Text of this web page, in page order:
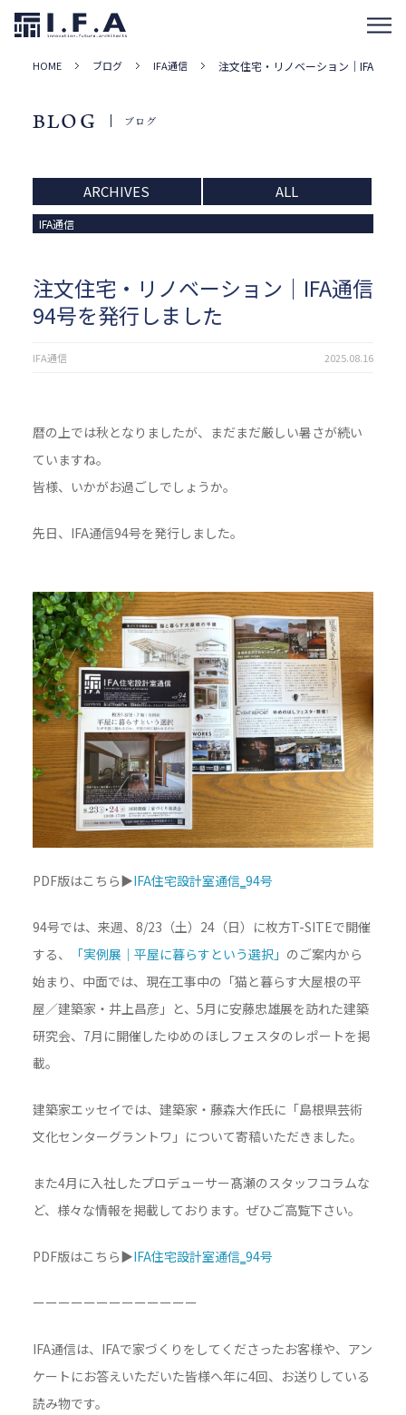
HOME ブログ IFA通信 注文住宅・リノベーション｜IFA通信
BLOG ブログ
ARCHIVES ALL
IFA通信
注文住宅・リノベーション｜IFA通信
94号を発行しました
IFA通信 2025.08.16
暦の上では秋となりましたが、まだまだ厳しい暑さが続い
ていますね。
皆様、いかがお過ごしでしょうか。
先日、IFA通信94号を発行しました。
PDF版はこちら▶IFA住宅設計室通信‗94号
94号では、来週、8/23（土）24（日）に枚方T-SITEで開催
する、
「実例展｜平屋に暮らすという選択」 のご案内から
始まり、中面では、現在工事中の「猫と暮らす大屋根の平
屋／建築家・井上昌彦」と、5月に安藤忠雄展を訪れた建築
研究会、7月に開催したゆめのほしフェスタのレポートを掲
載。
建築家エッセイでは、建築家・藤森大作氏に「島根県芸術
文化センターグラントワ」について寄稿いただきました。
また4月に入社したプロデューサー髙瀬のスタッフコラムな
ど、様々な情報を掲載しております。ぜひご高覧下さい。
PDF版はこちら▶IFA住宅設計室通信‗94号
ーーーーーーーーーーーーー
IFA通信は、IFAで家づくりをしてくださったお客様や、アン
ケートにお答えいただいた皆様へ年に4回、お送りしている
読み物です。